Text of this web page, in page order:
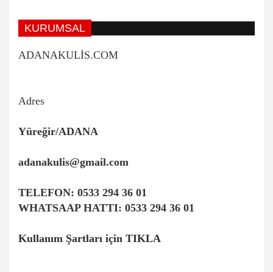
KURUMSAL
ADANAKULİS.COM
Adres
Yüreğir/ADANA
adanakulis@gmail.com
TELEFON: 0533 294 36 01
WHATSAAP HATTI: 0533 294 36 01
Kullanım Şartları için TIKLA